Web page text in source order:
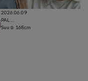
2026.06.09
Suu☺︎ 168cm